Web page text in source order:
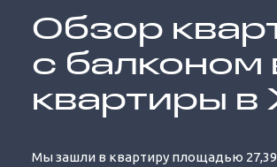
Обзор
с балконом
квартиры
Мы зашли в квартиру площадью